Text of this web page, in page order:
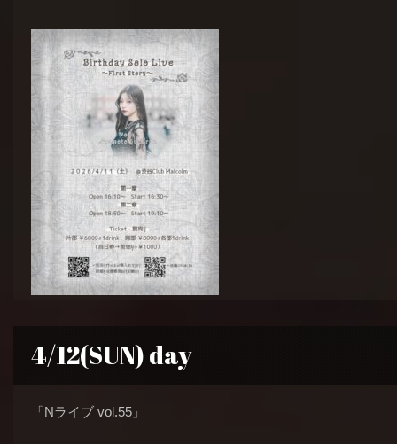
4/12(SUN) day
「Nライブ vol.55」